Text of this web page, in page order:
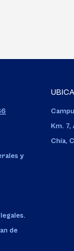
y
de
Km.
Chía,